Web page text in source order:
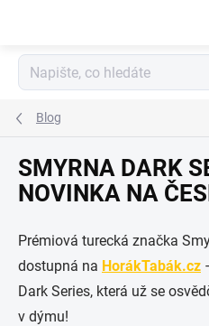
Blog
SMYRNA DARK
NOVINKA NA
Prémiová turecká značka
dostupná na HorákTabák.cz
Dark Series, která už se
v dýmu!